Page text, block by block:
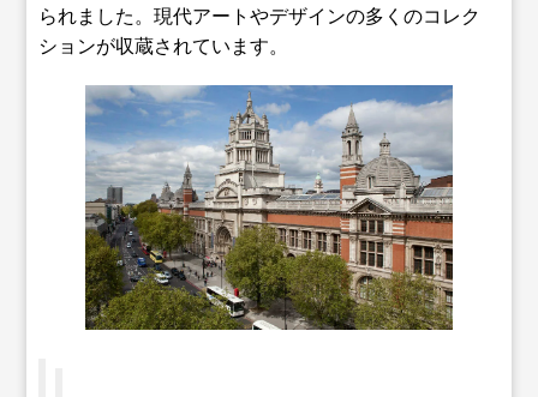
られました。現代アートやデザインの多くのコレク
ションが収蔵されています。